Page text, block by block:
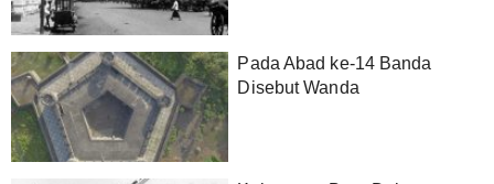
Pada Abad ke-14 Banda
Disebut Wanda